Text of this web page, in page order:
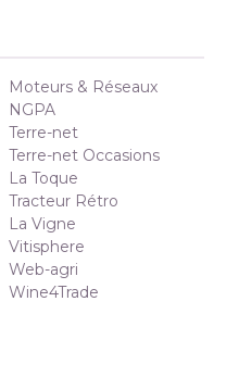
Moteurs & Réseaux
NGPA
Terre-net
Terre-net Occasions
La Toque
Tracteur Rétro
La Vigne
Vitisphere
Web-agri
Wine4Trade